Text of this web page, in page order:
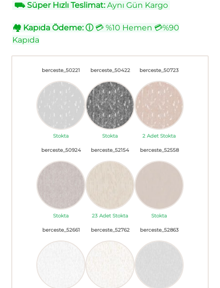
⛟Süper Hızlı Teslimat:Aynı Gün Kargo
🏘 Kapıda Ödeme: ⓘ💳 %10 Hemen 💳%90
Kapıda
berceste_50221
Stokta
berceste_50422
Stokta
berceste_50723
2 Adet Stokta
berceste_50924
Stokta
berceste_52154
23 Adet Stokta
berceste_52558
Stokta
berceste_52661 berceste_52762 berceste_52863